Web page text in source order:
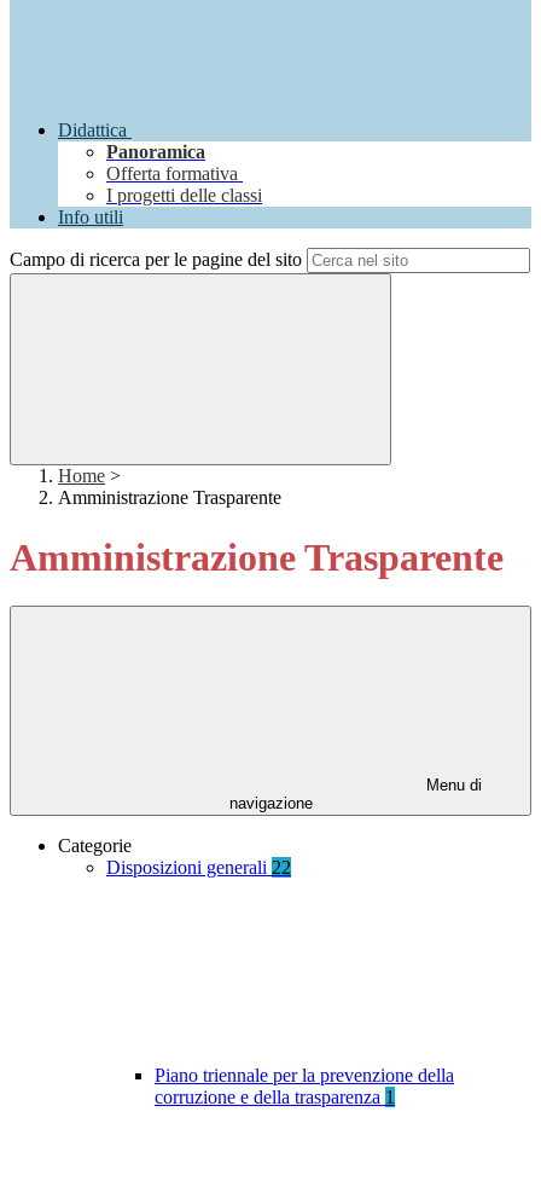
Didattica
Panoramica
Offerta formativa
I progetti delle classi
Info utili
Campo di ricerca per le pagine del sito
Home >
Amministrazione Trasparente
Amministrazione Trasparente
Menu di
navigazione
Categorie
Disposizioni generali 22
Piano triennale per la prevenzione della
corruzione e della trasparenza 1